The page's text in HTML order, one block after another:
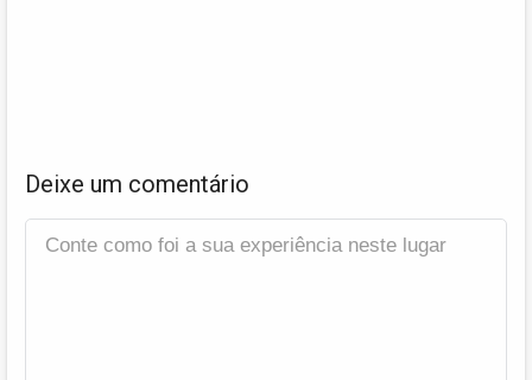
Deixe um comentário